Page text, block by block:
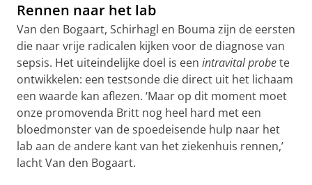
plaatsvindt. Een minuscuul diamantje
verandert van fluoriserende eigenschappen
wanneer er vrije radicalen in de buurt zijn. Met
start-up bedrijfQTSensewerkt ze er nu aan
om deze techniek breed beschikbaar te
maken.
Promovenda Britt Koenen werkte in het lab
van Van den Bogaart eerst aan het toepassen
van deze techniek op metingen in het bloed.
Rennen naar het lab
Van den Bogaart, Schirhagl en Bouma zijn de eersten
die naar vrije radicalen kijken voor de diagnose van
sepsis. Het uiteindelijke doel is een intravital probete
ontwikkelen: een testsonde die direct uit het lichaam
een waarde kan aflezen. ‘Maar op dit moment moet
onze promovenda Britt nog heel hard met een
bloedmonster van de spoedeisende hulp naar het
lab aan de andere kant van het ziekenhuis rennen,’
lacht Van den Bogaart.